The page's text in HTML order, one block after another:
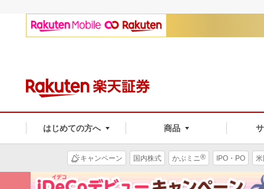
はじめての方へ 商品
キャンペーン 国内株式 かぶミニ® IPO・PO